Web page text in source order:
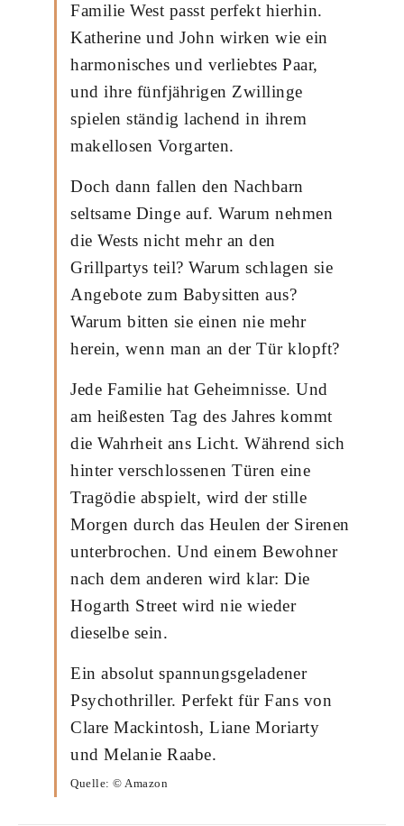
Familie West passt perfekt hierhin.
Katherine und John wirken wie ein
harmonisches und verliebtes Paar,
und ihre fünfjährigen Zwillinge
spielen ständig lachend in ihrem
makellosen Vorgarten.
Doch dann fallen den Nachbarn
seltsame Dinge auf. Warum nehmen
die Wests nicht mehr an den
Grillpartys teil? Warum schlagen sie
Angebote zum Babysitten aus?
Warum bitten sie einen nie mehr
herein, wenn man an der Tür klopft?
Jede Familie hat Geheimnisse. Und
am heißesten Tag des Jahres kommt
die Wahrheit ans Licht. Während sich
hinter verschlossenen Türen eine
Tragödie abspielt, wird der stille
Morgen durch das Heulen der Sirenen
unterbrochen. Und einem Bewohner
nach dem anderen wird klar: Die
Hogarth Street wird nie wieder
dieselbe sein.
Ein absolut spannungsgeladener
Psychothriller. Perfekt für Fans von
Clare Mackintosh, Liane Moriarty
und Melanie Raabe.
Quelle: © Amazon